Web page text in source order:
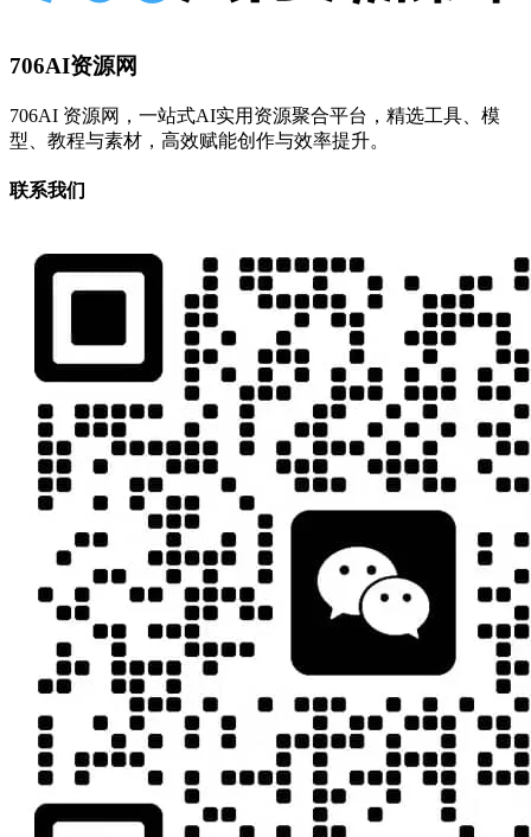
706AI资源网
706AI 资源网，一站式AI实用资源聚合平台，精选工具、模
型、教程与素材，高效赋能创作与效率提升。
联系我们